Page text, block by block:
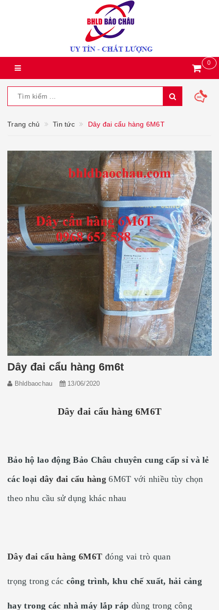
0
Trang chủ Tin tức Dây đai cẩu hàng 6M6T
Dây đai cẩu hàng 6m6t
Bhldbaochau 13/06/2020
Dây đai cẩu hàng 6M6T
Bảo hộ lao động Bảo Châu chuyên cung cấp sỉ và lẻ
các loại dây đai cẩu hàng6M6T với nhiều tùy chọn
theo nhu cầu sử dụng khác nhau
Dây đai cẩu hàng 6M6T đóng vai trò quan
trọng trong các công trình, khu chế xuất, hải cảng
hay trong các nhà máy lắp ráp dùng trong công